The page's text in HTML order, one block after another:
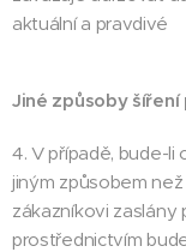
aktuální a pravdivé
Jiné způsoby
4. V případě, bude-li
jiným způsobem
zákazníkovi zaslány
prostřednictvím